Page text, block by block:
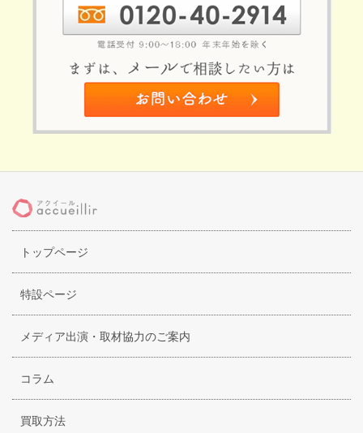
トップページ
特設ページ
メディア出演・取材協力のご案内
コラム
買取方法